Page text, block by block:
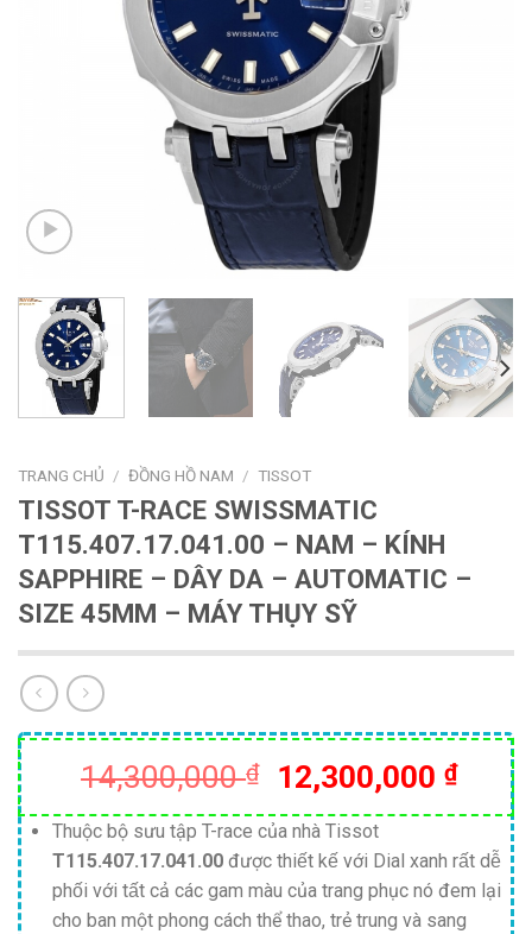
TRANG CHỦ / ĐỒNG HỒ NAM / TISSOT
TISSOT T-RACE SWISSMATIC
T115.407.17.041.00 – NAM – KÍNH
SAPPHIRE – DÂY DA – AUTOMATIC –
SIZE 45MM – MÁY THỤY SỸ
14,300,000₫
Giá
gốc
là:
14,300,000 ₫.
12,300,000 ₫Giá
hiện
là:
Thuộc bộ sưu tập T-race của nhà Tissot
T115.407.17.041.00được thiết kế với Dial xanh rất dễ
phối với tất cả các gam màu của trang phục nó đem lại
cho ban một phong cách thể thao, trẻ trung và sang